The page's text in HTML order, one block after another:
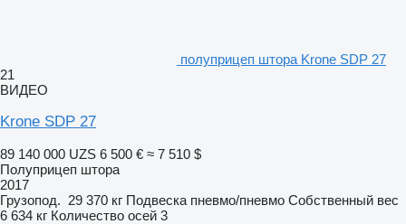
полуприцеп штора Krone SDP 27
21
ВИДЕО
Krone SDP 27
89 140 000 UZS 6 500 € ≈ 7 510 $
Полуприцеп штора
2017
Грузопод. 29 370 кг Подвеска пневмо/пневмо Собственный вес
6 634 кг Количество осей 3